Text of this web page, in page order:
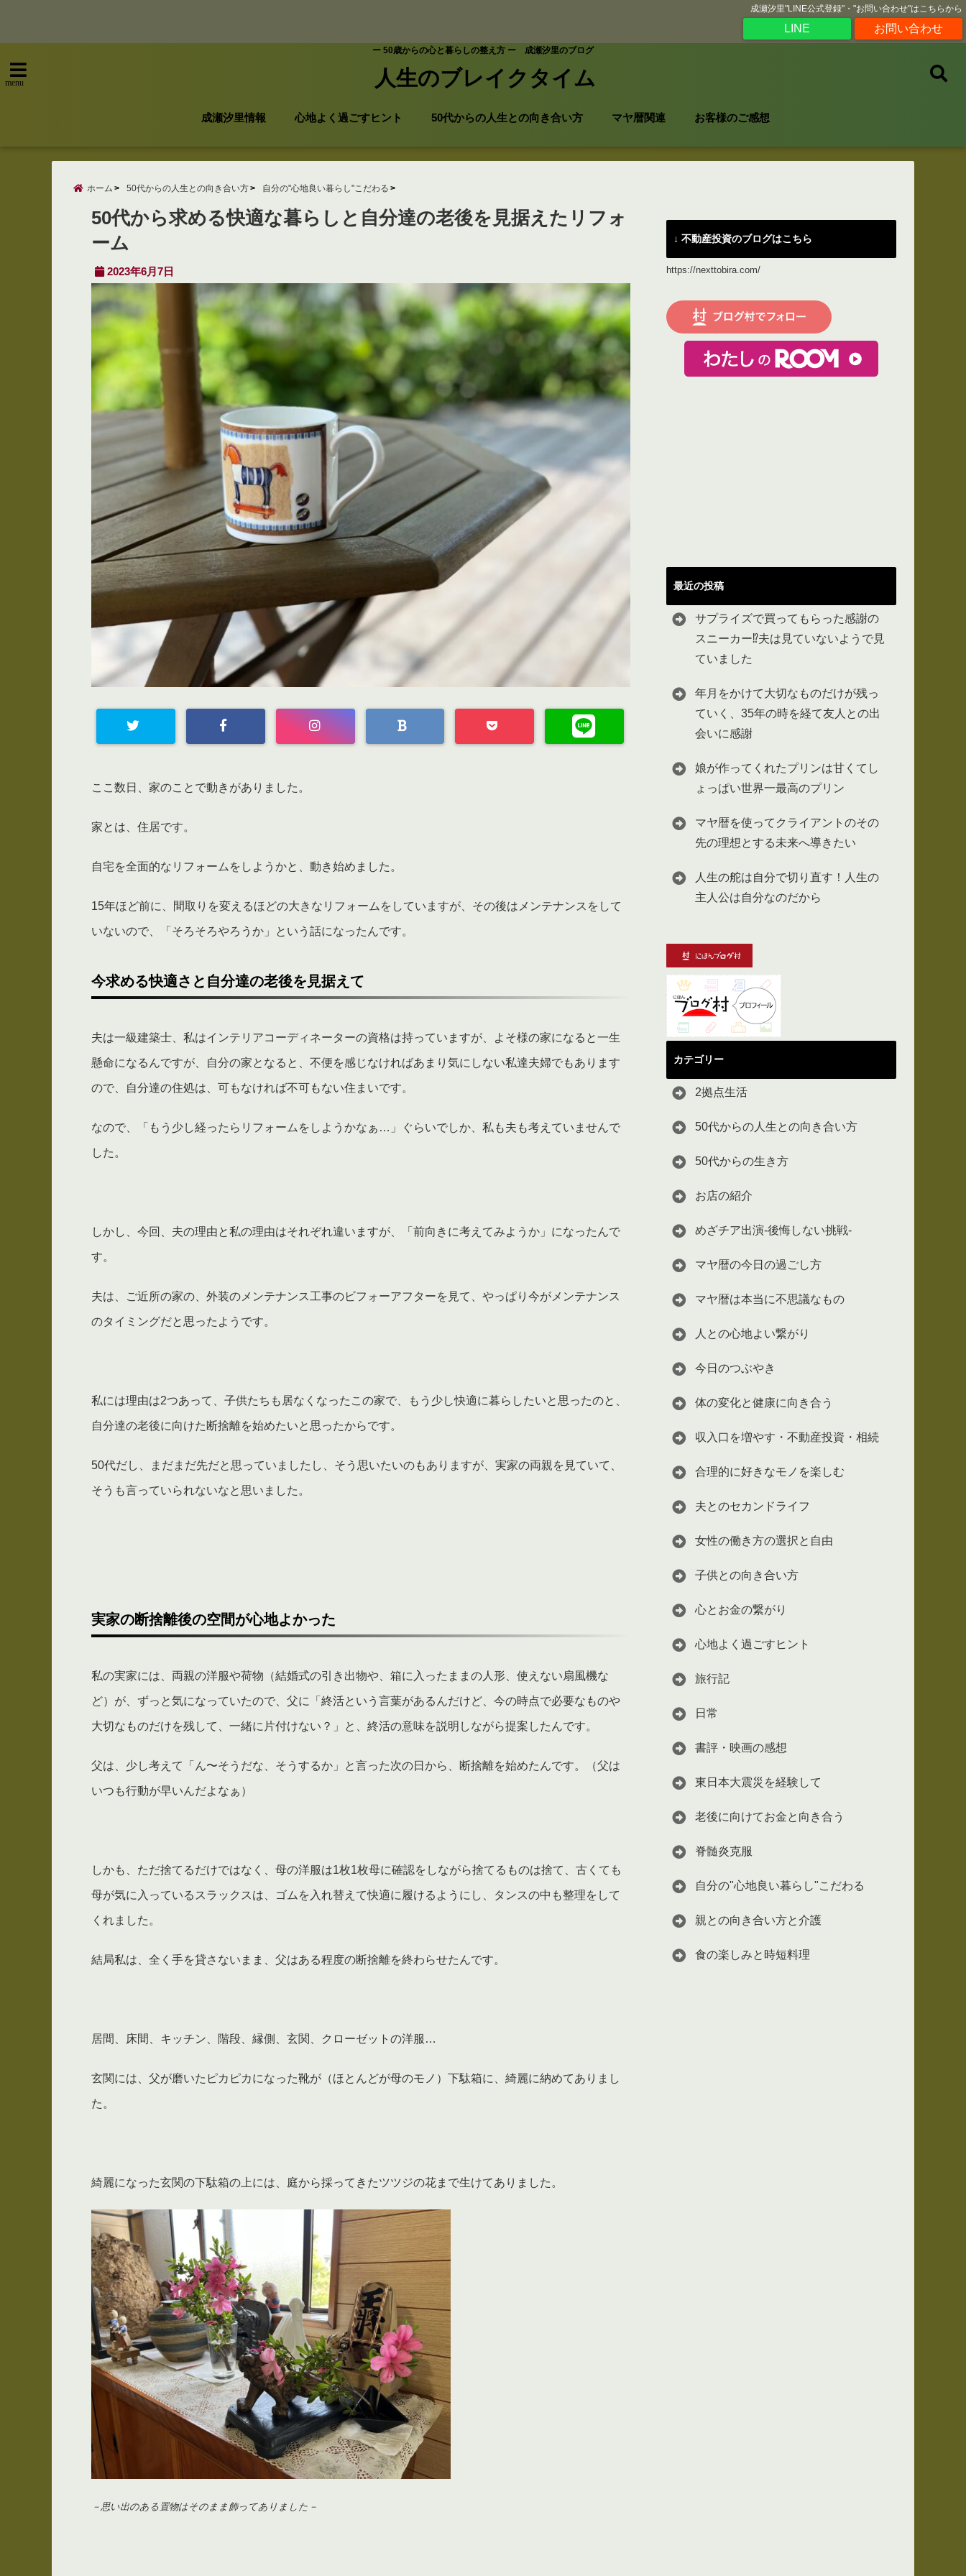
成瀬汐里"LINE公式登録"・"お問い合わせ"はこちらから
お問い合わせ
LINE
ー 50歳からの心と暮らしの整え方 ー 成瀬汐里のブログ
menu 人生のブレイクタイム
成瀬汐里情報 心地よく過ごすヒント 50代からの人生との向き合い方 マヤ暦関連 お客様のご感想
ホーム 50代からの人生との向き合い方 自分の"心地良い暮らし"こだわる
50代から求める快適な暮らしと自分達の老後を見据えたリフォ
ーム
2023年6月7日
ここ数日、家のことで動きがありました。
家とは、住居です。
自宅を全面的なリフォームをしようかと、動き始めました。
15年ほど前に、間取りを変えるほどの大きなリフォームをしていますが、その後はメンテナンスをして
いないので、「そろそろやろうか」という話になったんです。
今求める快適さと自分達の老後を見据えて
夫は一級建築士、私はインテリアコーディネーターの資格は持っていますが、よそ様の家になると一生
懸命になるんですが、自分の家となると、不便を感じなければあまり気にしない私達夫婦でもあります
ので、自分達の住処は、可もなければ不可もない住まいです。
なので、「もう少し経ったらリフォームをしようかなぁ…」ぐらいでしか、私も夫も考えていませんで
した。
しかし、今回、夫の理由と私の理由はそれぞれ違いますが、「前向きに考えてみようか」になったんで
す。
夫は、ご近所の家の、外装のメンテナンス工事のビフォーアフターを見て、やっぱり今がメンテナンス
のタイミングだと思ったようです。
私には理由は2つあって、子供たちも居なくなったこの家で、もう少し快適に暮らしたいと思ったのと、
自分達の老後に向けた断捨離を始めたいと思ったからです。
50代だし、まだまだ先だと思っていましたし、そう思いたいのもありますが、実家の両親を見ていて、
そうも言っていられないなと思いました。
実家の断捨離後の空間が心地よかった
私の実家には、両親の洋服や荷物（結婚式の引き出物や、箱に入ったままの人形、使えない扇風機な
ど）が、ずっと気になっていたので、父に「終活という言葉があるんだけど、今の時点で必要なものや
大切なものだけを残して、一緒に片付けない？」と、終活の意味を説明しながら提案したんです。
父は、少し考えて「ん〜そうだな、そうするか」と言った次の日から、断捨離を始めたんです。（父は
いつも行動が早いんだよなぁ）
しかも、ただ捨てるだけではなく、母の洋服は1枚1枚母に確認をしながら捨てるものは捨て、古くても
母が気に入っているスラックスは、ゴムを入れ替えて快適に履けるようにし、タンスの中も整理をして
くれました。
結局私は、全く手を貸さないまま、父はある程度の断捨離を終わらせたんです。
居間、床間、キッチン、階段、縁側、玄関、クローゼットの洋服…
玄関には、父が磨いたピカピカになった靴が（ほとんどが母のモノ）下駄箱に、綺麗に納めてありまし
た。
綺麗になった玄関の下駄箱の上には、庭から採ってきたツツジの花まで生けてありました。
－思い出のある置物はそのまま飾ってありました－
↓ 不動産投資のブログはこちら
https://nexttobira.com/
最近の投稿
サプライズで買ってもらった感謝の
スニーカー⁉︎夫は見ていないようで見
ていました
年月をかけて大切なものだけが残っ
ていく、35年の時を経て友人との出
会いに感謝
娘が作ってくれたプリンは甘くてし
ょっぱい世界一最高のプリン
マヤ暦を使ってクライアントのその
先の理想とする未来へ導きたい
人生の舵は自分で切り直す！人生の
主人公は自分なのだから
カテゴリー
2拠点生活
50代からの人生との向き合い方
50代からの生き方
お店の紹介
めざチア出演-後悔しない挑戦-
マヤ暦の今日の過ごし方
マヤ暦は本当に不思議なもの
人との心地よい繋がり
今日のつぶやき
体の変化と健康に向き合う
収入口を増やす・不動産投資・相続
合理的に好きなモノを楽しむ
夫とのセカンドライフ
女性の働き方の選択と自由
子供との向き合い方
心とお金の繋がり
心地よく過ごすヒント
旅行記
日常
書評・映画の感想
東日本大震災を経験して
老後に向けてお金と向き合う
脊髄炎克服
自分の"心地良い暮らし"こだわる
親との向き合い方と介護
食の楽しみと時短料理